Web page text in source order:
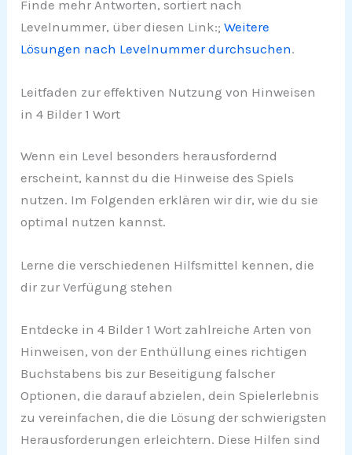
Finde mehr Antworten, sortiert nach
Levelnummer, über diesen Link:;Weitere
Lösungen nach Levelnummer durchsuchen.
Leitfaden zur effektiven Nutzung von Hinweisen
in 4 Bilder 1 Wort
Wenn ein Level besonders herausfordernd
erscheint, kannst du die Hinweise des Spiels
nutzen. Im Folgenden erklären wir dir, wie du sie
optimal nutzen kannst.
Lerne die verschiedenen Hilfsmittel kennen, die
dir zur Verfügung stehen
Entdecke in 4 Bilder 1 Wort zahlreiche Arten von
Hinweisen, von der Enthüllung eines richtigen
Buchstabens bis zur Beseitigung falscher
Optionen, die darauf abzielen, dein Spielerlebnis
zu vereinfachen, die die Lösung der schwierigsten
Herausforderungen erleichtern. Diese Hilfen sind